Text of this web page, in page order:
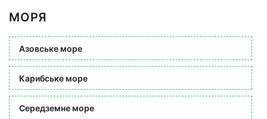
МОРЯ
Азовське море
Карибське море
Середземне море